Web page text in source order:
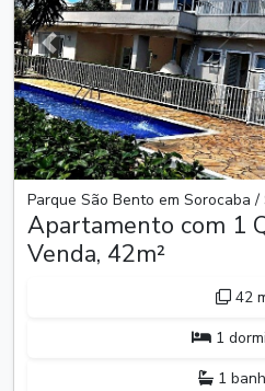
Anterior
Parque São Bento em Sorocaba /
Apartamento com 1
Venda, 42m²
42
1
1